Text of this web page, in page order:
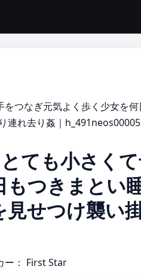
をつなぎ元気よく歩く少女を
連れ去り姦｜h_491neos00005
ても小さく
つきまとい
せつけ襲い
ー： First Star